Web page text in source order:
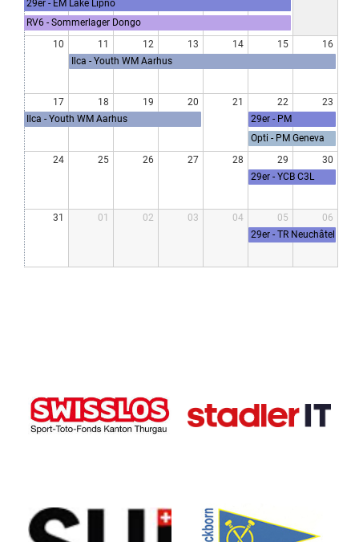
10 11 12 13 14 15 16
17 18 19 20 21 22 23
24 25 26 27 28 29 30
31 01 02 03 04 05 06
29er - EM Lake Lipno
RV6 - Sommerlager Dongo
Ilca - Youth WM Aarhus
Ilca - Youth WM Aarhus
29er - PM
Neuchâtel
Opti - PM Geneva
29er - YCB C3L
29er - TR Neuchâtel